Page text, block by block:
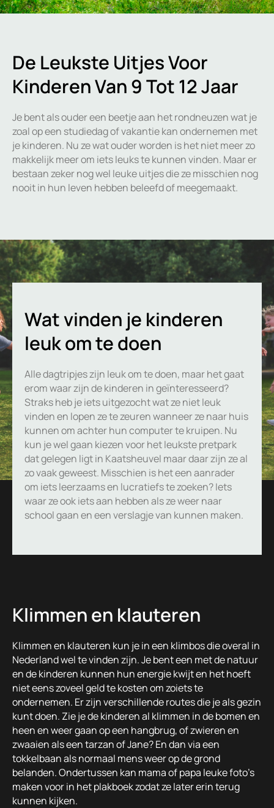
De Leukste Uitjes Voor
Kinderen Van 9 Tot 12 Jaar
Je bent als ouder een beetje aan het rondneuzen wat je
zoal op een studiedag of vakantie kan ondernemen met
je kinderen. Nu ze wat ouder worden is het niet meer zo
makkelijk meer om iets leuks te kunnen vinden. Maar er
bestaan zeker nog wel leuke uitjes die ze misschien nog
nooit in hun leven hebben beleefd of meegemaakt.
Wat vinden je kinderen
leuk om te doen
Alle dagtripjes zijn leuk om te doen, maar het gaat
erom waar zijn de kinderen in geïnteresseerd?
Straks heb je iets uitgezocht wat ze niet leuk
vinden en lopen ze te zeuren wanneer ze naar huis
kunnen om achter hun computer te kruipen. Nu
kun je wel gaan kiezen voor het leukste pretpark
dat gelegen ligt in Kaatsheuvel maar daar zijn ze al
zo vaak geweest. Misschien is het een aanrader
om iets leerzaams en lucratiefs te zoeken? Iets
waar ze ook iets aan hebben als ze weer naar
school gaan en een verslagje van kunnen maken.
Klimmen en klauteren
Klimmen en klauteren kun je in een klimbos die overal in
Nederland wel te vinden zijn. Je bent een met de natuur
en de kinderen kunnen hun energie kwijt en het hoeft
niet eens zoveel geld te kosten om zoiets te
ondernemen. Er zijn verschillende routes die je als gezin
kunt doen. Zie je de kinderen al klimmen in de bomen en
heen en weer gaan op een hangbrug, of zwieren en
zwaaien als een tarzan of Jane? En dan via een
tokkelbaan als normaal mens weer op de grond
belanden. Ondertussen kan mama of papa leuke foto’s
maken voor in het plakboek zodat ze later erin terug
kunnen kijken.